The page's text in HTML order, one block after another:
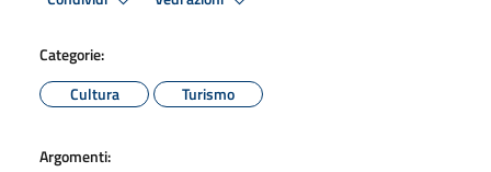
Categorie:
Cultura
Turismo
Argomenti: